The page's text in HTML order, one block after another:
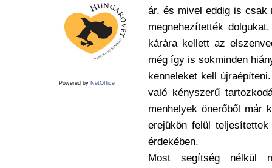
Powered by NetOffice
ár, és mivel eddig is csak
megnehezítették
kárára kellett az
még így is sokminden
kenneleket kell
való kényszerű
menhelyek önerőből már
erejükön felül
érdekében.
Most segítség nélkül